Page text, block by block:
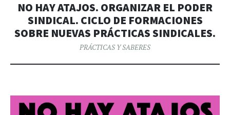
NO HAY ATAJOS. ORGANIZAR EL PODER
SINDICAL. CICLO DE FORMACIONES
SOBRE NUEVAS PRÁCTICAS SINDICALES.
PRÁCTICAS Y SABERES